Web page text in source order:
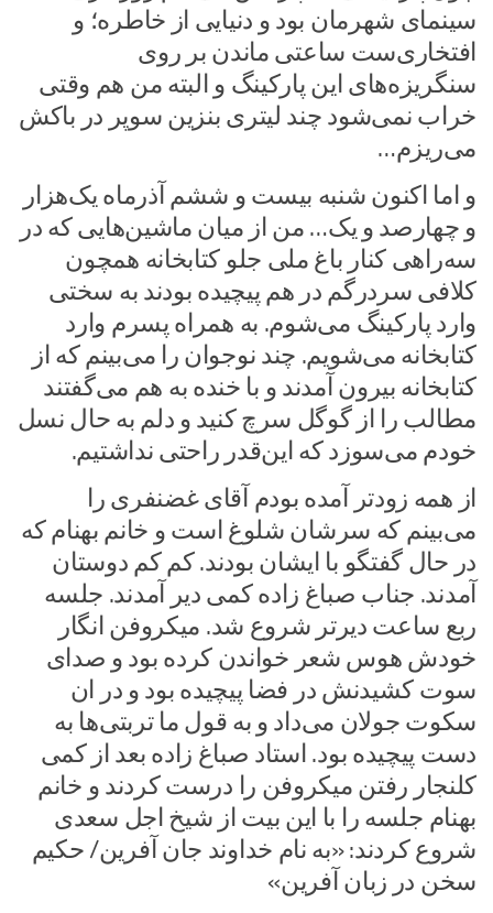
سینمای شهرمان بود و دنیایی از خاطره؛ و
افتخاری‌ست ساعتی ماندن بر روی
سنگریزه‌های این پارکینگ و البته من هم وقتی
خراب نمی‌شود چند لیتری بنزین سوپر در باکش
می‌ریزم…
و اما اکنون شنبه بیست و ششم آذرماه یک‌هزار
و چهارصد و یک… من از میان ماشین‌هایی که در
سه‌راهی کنار باغ ملی جلو کتابخانه همچون
کلافی سردرگم در هم پیچیده بودند به سختی
وارد پارکینگ می‌شوم. به همراه پسرم وارد
کتابخانه می‌شویم. چند نوجوان را می‌بینم که از
کتابخانه بیرون آمدند و با خنده به هم می‌گفتند
مطالب را از گوگل سرچ کنید و دلم به حال نسل
خودم می‌سوزد که این‌قدر راحتی نداشتیم.
از همه زودتر آمده بودم آقای غضنفری را
می‌بینم که سرشان شلوغ است و خانم بهنام که
در حال گفتگو با ایشان بودند. کم کم دوستان
آمدند. جناب صباغ زاده کمی دیر آمدند. جلسه
ربع ساعت دیرتر شروع شد. میکروفن انگار
خودش هوس شعر خواندن کرده بود و صدای
سوت کشیدنش در فضا پیچیده بود و در ان
سکوت جولان می‌داد و به قول ما تربتی‌ها به
دست پیچیده بود. استاد صباغ زاده بعد از کمی
کلنجار رفتن میکروفن را درست کردند و خانم
بهنام جلسه را با این بیت از شیخ اجل سعدی
شروع کردند: «به نام خداوند جان آفرین/ حکیم
سخن در زبان آفرین»